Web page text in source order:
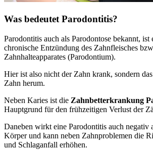
Was bedeutet Parodontitis?
Parodontitis auch als Parodontose bekannt, ist
chronische Entzündung des Zahnfleisches
Zahnhalteapparates (Parodontium).
Hier ist also nicht der Zahn krank, sondern
Zahn herum.
Neben Karies ist die Zahnbetterkrankung
Hauptgrund für den frühzeitigen Verlust der
Daneben wirkt eine Parodontitis auch negativ
Körper und kann neben Zahnproblemen die
und Schlaganfall erhöhen.